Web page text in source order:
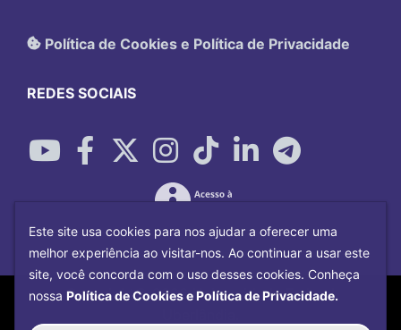
Política de Cookies e Política de Privacidade
REDES SOCIAIS
Copyright©2026Universidade Federal
Este site usa cookies para nos ajudar a oferecer uma
melhor experiência ao visitar-nos. Ao continuar a usar este
site, você concorda com o uso desses cookies. Conheça
nossa Política de Cookies e Política de Privacidade.